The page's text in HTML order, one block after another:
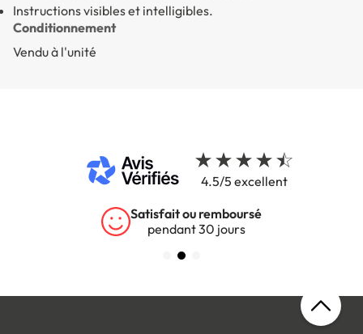
Instructions visibles et intelligibles.
Conditionnement
Vendu à l'unité
4.5/5 excellent
Satisfait ou remboursé
pendant 30 jours